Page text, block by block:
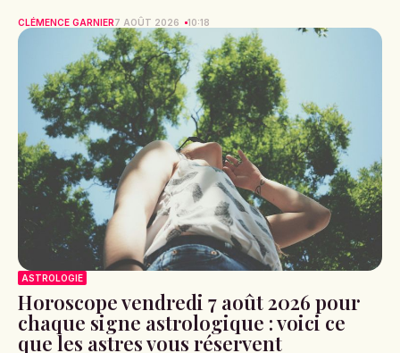
CLÉMENCE GARNIER7 AOÛT 2026 10:18
ASTROLOGIE
Horoscope vendredi 7 août 2026 pour
chaque signe astrologique : voici ce
que les astres vous réservent